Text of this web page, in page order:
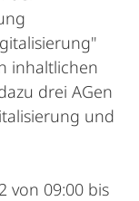
inhaltlichen
drei AGen
und
von 09:00 bis